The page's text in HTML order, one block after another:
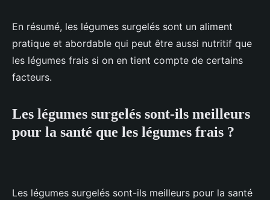
En résumé, les légumes surgelés sont un aliment
pratique et abordable qui peut être aussi nutritif que
les légumes frais si on en tient compte de certains
facteurs.
Les légumes surgelés sont-ils meilleurs
pour la santé que les légumes frais ?
Les légumes surgelés sont-ils meilleurs pour la santé